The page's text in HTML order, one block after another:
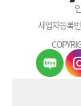
사업자등록